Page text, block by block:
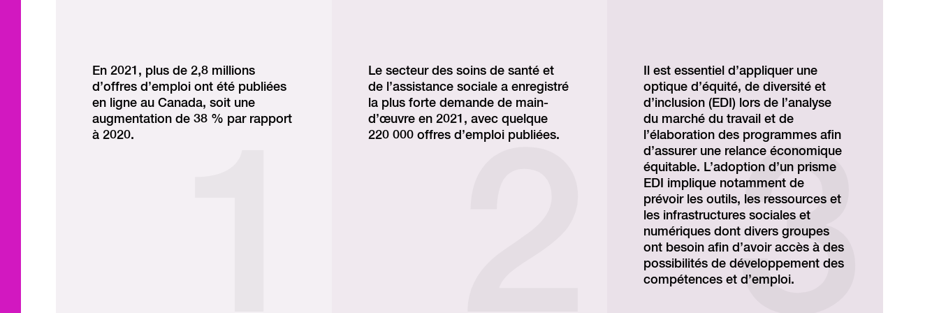
En 2021, plus de 2,8 millions
d’offres d’emploi ont été publiées
en ligne au Canada, soit une
augmentation de 38 % par rapport
à 2020.
Le secteur des soins de santé et
de l’assistance sociale a enregistré
la plus forte demande de main-
d’œuvre en 2021, avec quelque
220 000 offres d’emploi publiées.
Il est essentiel d’appliquer une
optique d’équité, de diversité et
d’inclusion (EDI) lors de l’analyse
du marché du travail et de
l’élaboration des programmes afin
d’assurer une relance économique
équitable. L’adoption d’un prisme
EDI implique notamment de
prévoir les outils, les ressources et
les infrastructures sociales et
numériques dont divers groupes
ont besoin afin d’avoir accès à des
possibilités de développement des
compétences et d’emploi.